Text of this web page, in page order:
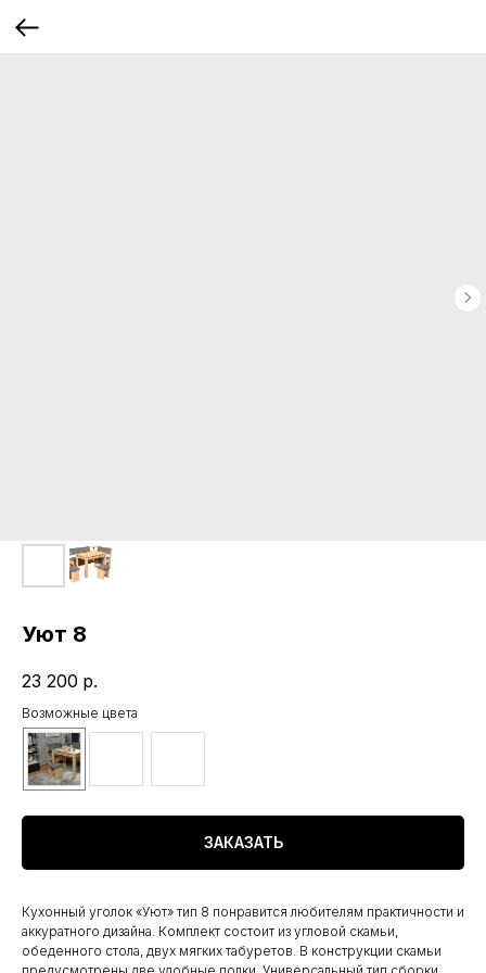
Уют 8
23 200 р.
Возможные цвета
ЗАКАЗАТЬ
Кухонный уголок «Уют» тип 8 понравится любителям практичности и
аккуратного дизайна. Комплект состоит из угловой скамьи,
обеденного стола, двух мягких табуретов. В конструкции скамьи
предусмотрены две удобные полки. Универсальный тип сборки.